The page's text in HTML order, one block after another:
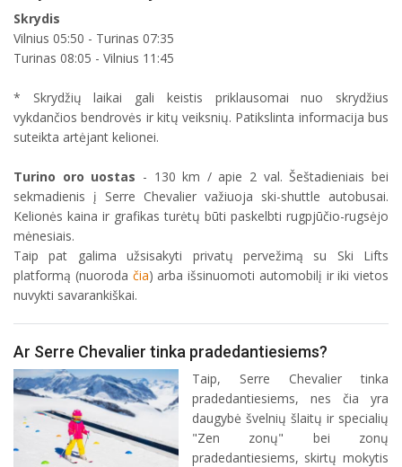
Skrydis
Vilnius 05:50 - Turinas 07:35
Turinas 08:05 - Vilnius 11:45
* Skrydžių laikai gali keistis priklausomai nuo skrydžius
vykdančios bendrovės ir kitų veiksnių. Patikslinta informacija bus
suteikta artėjant kelionei.
Turino oro uostas - 130 km / apie 2 val. Šeštadieniais bei
sekmadienis į Serre Chevalier važiuoja ski-shuttle autobusai.
Kelionės kaina ir grafikas turėtų būti paskelbti rugpjūčio-rugsėjo
mėnesiais.
Taip pat galima užsisakyti privatų pervežimą su Ski Lifts
platformą (nuoroda čia) arba išsinuomoti automobilį ir iki vietos
nuvykti savarankiškai.
Ar Serre Chevalier tinka pradedantiesiems?
Taip, Serre Chevalier tinka
pradedantiesiems, nes čia yra
daugybė švelnių šlaitų ir specialių
"Zen zonų" bei zonų
pradedantiesiems, skirtų mokytis